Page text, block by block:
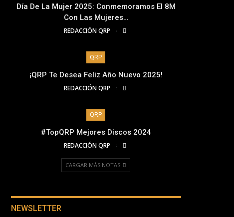
Día De La Mujer 2025: Conmemoramos El 8M
Con Las Mujeres…
REDACCIÓN QRP
QRP
¡QRP Te Desea Feliz Año Nuevo 2025!
REDACCIÓN QRP
QRP
#TopQRP Mejores Discos 2024
REDACCIÓN QRP
CARGAR MÁS NOTAS
NEWSLETTER